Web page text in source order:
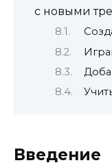
с новыми
Введение